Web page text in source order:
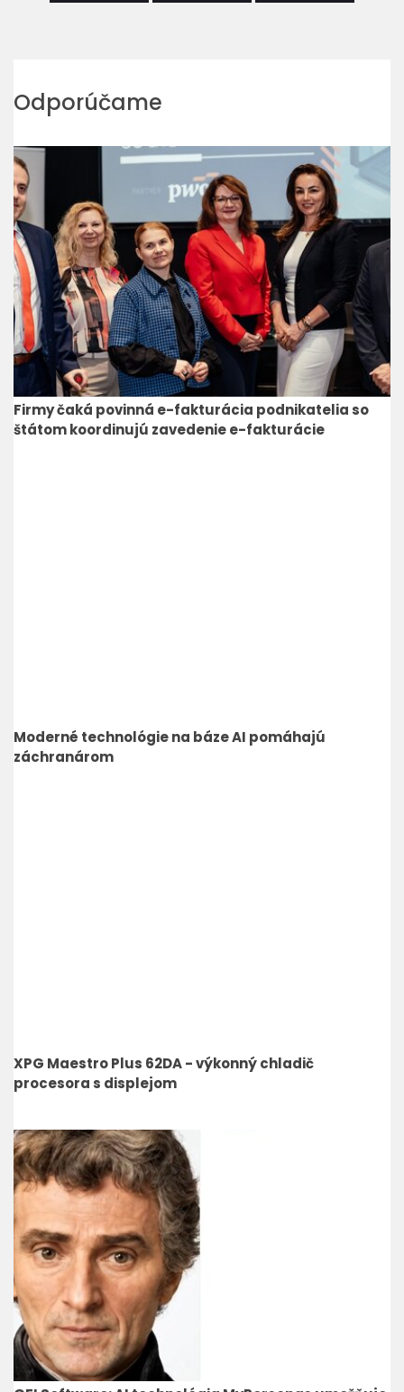
Odporúčame
Firmy čaká povinná e-fakturácia podnikatelia so
štátom koordinujú zavedenie e-fakturácie
Moderné technológie na báze AI pomáhajú
záchranárom
XPG Maestro Plus 62DA - výkonný chladič
procesora s displejom